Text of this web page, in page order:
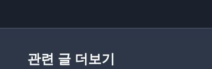
관련 글 더보기